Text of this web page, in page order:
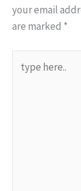
your email
are marked *
here..